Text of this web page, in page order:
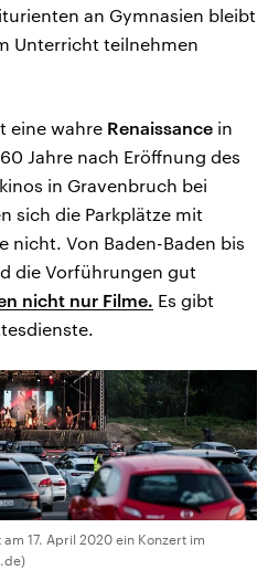
an Gymnasien bleibt
Unterricht teilnehmen
eine wahre Renaissance in
Jahre nach Eröffnung des
in Gravenbruch bei
sich die Parkplätze mit
nicht. Von Baden-Baden bis
die Vorführungen gut
nicht nur Filme. Es gibt
17. April 2020 ein Konzert im